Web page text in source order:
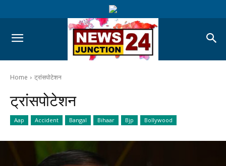
Home ट्रांसपोटेशन
ट्रांसपोटेशन
Aap Accident Bangal Bihaar Bjp Bollywood